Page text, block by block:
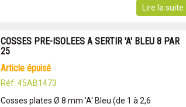
Lire la suite
COSSES PRE-ISOLEES A SERTIR 'A' BLEU 8 PAR
25
article épuisé
Réf: 45AB1473
Cosses plates Ø 8 mm 'A' Bleu (de 1 à 2,6